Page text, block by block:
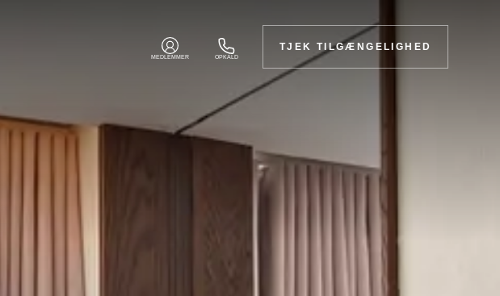
MEDLEMMER OPKALD
TJEK TILGÆNGELIGHED